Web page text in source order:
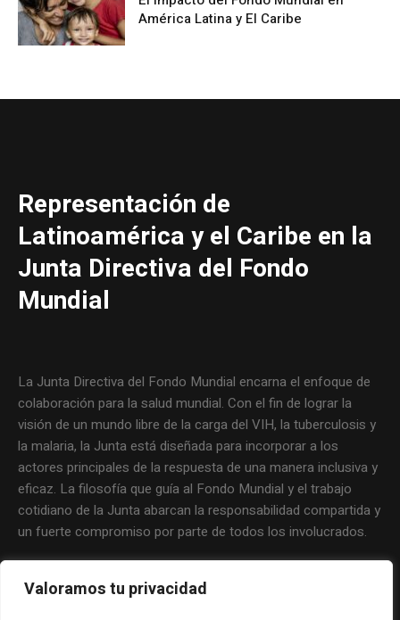
Valoramos tu privacidad
América Latina y El Caribe
Representación de
Latinoamérica y el Caribe en la
Junta Directiva del Fondo
Mundial
La Junta Directiva del Fondo Mundial encarna el enfoque de
colaboración para la salud mundial. Con el fin de lograr la
visión de un mundo libre de la carga del VIH, la tuberculosis y
la malaria, la Junta está diseñada para incorporar a los
actores principales de la respuesta de una manera inclusiva y
eficaz. La filosofía que guía al Fondo Mundial y el trabajo
cotidiano de la Junta abarcan la responsabilidad compartida y
un fuerte compromiso por parte de todos los involucrados.